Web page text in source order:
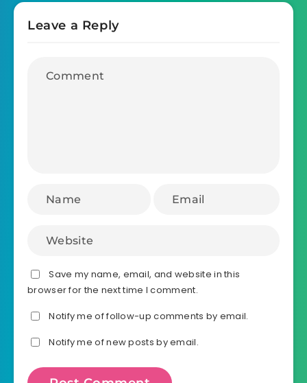
Leave a Reply
Save my name, email, and website in this
browser for the next time I comment.
Notify me of follow-up comments by email.
Notify me of new posts by email.